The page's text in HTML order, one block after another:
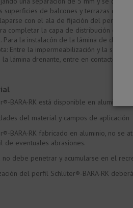
superficies de balcones y terrazas
con el ala de fijación del perfil.
completar la capa de distribución de
Para la instalacón de la lámina de
Entre la impermeabilización y la
la lámina drenante, entre en contacto con
BARA-RK está disponible en aluminio
del material y campos de aplicación
BARA-RK fabricado en aluminio, no
de eventuales abrasiones.
no debe penetrar y acumularse en el
del perfil Schlüter®-BARA-RK